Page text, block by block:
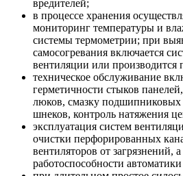
вредителей;
в процессе хранения
мониторинг температуры и
системы термометрии; при
самосогревания включается
вентиляции или производится
техническое обслуживание
герметичности стыков
люков, смазку подшипниковых
шнеков, контроль натяжения
эксплуатация систем
очистки перфорированных
вентиляторов от загрязнений,
работоспособности